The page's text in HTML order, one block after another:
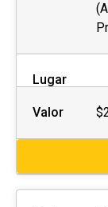
Lugar
Valor